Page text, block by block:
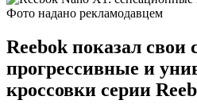
Фото надано рекламодавцем
Reebok показал свои
прогрессивные и
кроссовки серии